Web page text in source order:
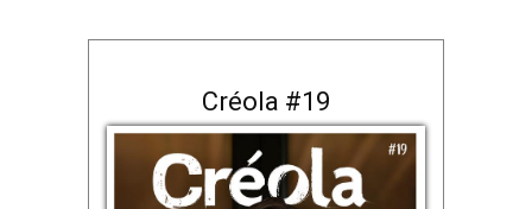
Créola #19